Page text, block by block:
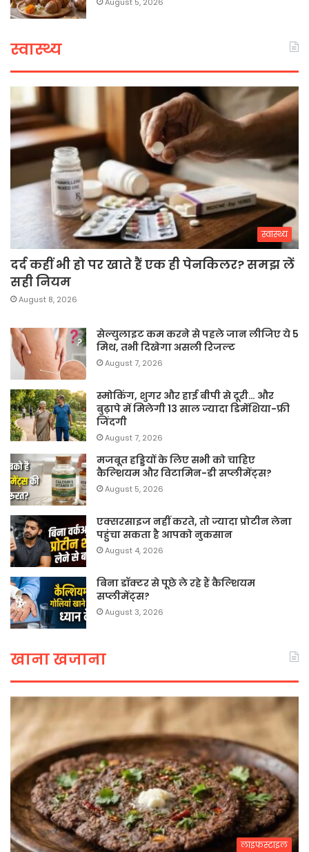
स्वास्थ्य
स्वास्थ्य
दर्द कहीं भी हो पर खाते हैं एक ही पेनकिलर? समझ लें
सही नियम
August 8, 2026
सेल्युलाइट कम करने से पहले जान लीजिए ये 5
मिथ, तभी दिखेगा असली रिजल्ट
August 7, 2026
स्मोकिंग, शुगर और हाई बीपी से दूरी… और
बुढ़ापे में मिलेगी 13 साल ज्यादा डिमेंशिया-फ्री
जिंदगी
August 7, 2026
मजबूत हड्डियों के लिए सभी को चाहिए
कैल्शियम और विटामिन-डी सप्लीमेंट्स?
August 5, 2026
एक्सरसाइज नहीं करते, तो ज्यादा प्रोटीन लेना
पहुंचा सकता है आपको नुकसान
August 4, 2026
बिना डॉक्टर से पूछे ले रहे हैं कैल्शियम
सप्लीमेंट्स?
August 3, 2026
खाना खजाना
लाइफस्टाइल